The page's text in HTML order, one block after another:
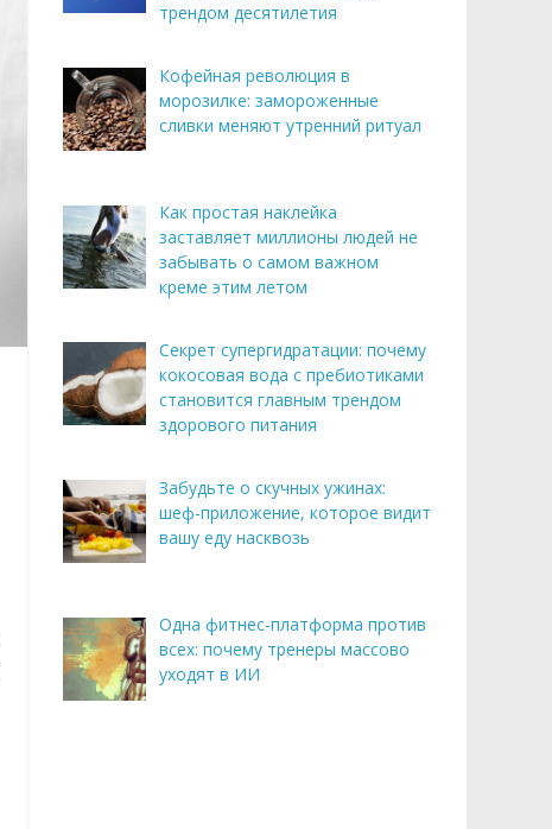
трендом десятилетия
Кофейная революция в
морозилке: замороженные
сливки меняют утренний ритуал
Как простая наклейка
заставляет миллионы людей не
забывать о самом важном
креме этим летом
Секрет супергидратации: почему
кокосовая вода с пребиотиками
становится главным трендом
здорового питания
Забудьте о скучных ужинах:
шеф-приложение, которое видит
вашу еду насквозь
Одна фитнес-платформа против
всех: почему тренеры массово
уходят в ИИ